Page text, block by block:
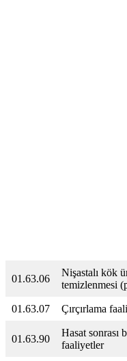
01.63.06
Nişastalı kök
temizlenmesi
01.63.07 Çırçırlama
01.63.90
Hasat
faaliyetler